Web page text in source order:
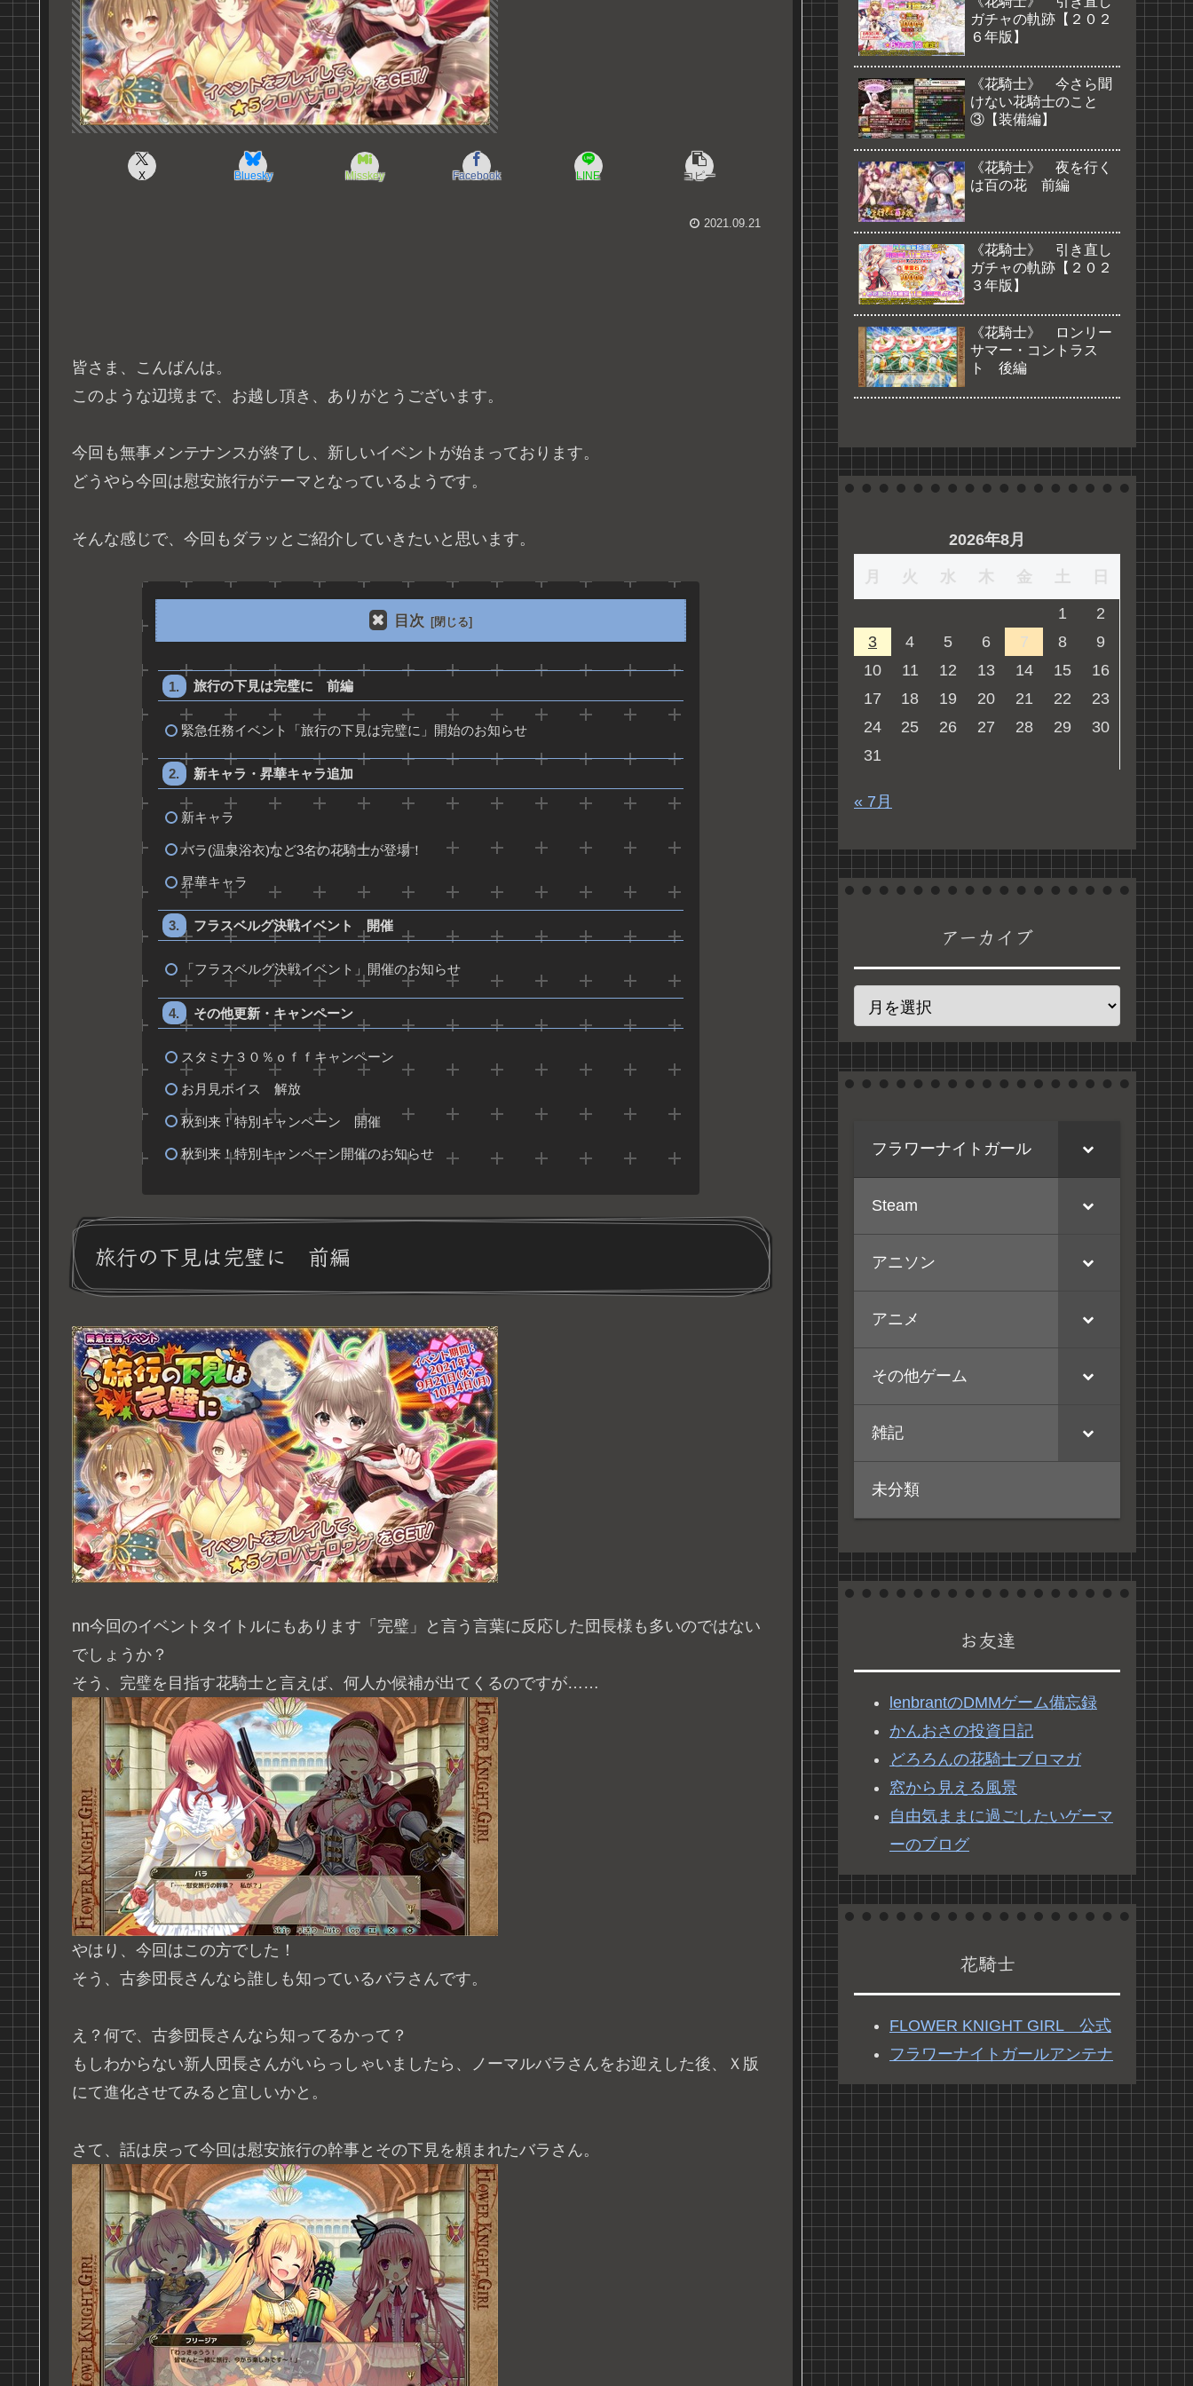
X Bluesky Misskey Facebook LINE コピー
2021.09.21
皆さま、こんばんは。
このような辺境まで、お越し頂き、ありがとうございます。
今回も無事メンテナンスが終了し、新しいイベントが始まっております。
どうやら今回は慰安旅行がテーマとなっているようです。
そんな感じで、今回もダラッとご紹介していきたいと思います。
目次
旅行の下見は完璧に 前編
緊急任務イベント「旅行の下見は完璧に」開始のお知らせ
新キャラ・昇華キャラ追加
新キャラ
バラ(温泉浴衣)など3名の花騎士が登場！
昇華キャラ
フラスベルグ決戦イベント 開催
「フラスベルグ決戦イベント」開催のお知らせ
その他更新・キャンペーン
スタミナ３０％ｏｆｆキャンペーン
お月見ボイス 解放
秋到来！特別キャンペーン 開催
秋到来！特別キャンペーン開催のお知らせ
旅行の下見は完璧に 前編
nn今回のイベントタイトルにもあります「完璧」と言う言葉に反応した団長様も多いのではない
でしょうか？
そう、完璧を目指す花騎士と言えば、何人か候補が出てくるのですが……
やはり、今回はこの方でした！
そう、古参団長さんなら誰しも知っているバラさんです。
え？何で、古参団長さんなら知ってるかって？
もしわからない新人団長さんがいらっしゃいましたら、ノーマルバラさんをお迎えした後、Ｘ版
にて進化させてみると宜しいかと。
さて、話は戻って今回は慰安旅行の幹事とその下見を頼まれたバラさん。
ガチャの軌跡【２０２
６年版】
《花騎士》 今さら聞
けない花騎士のこと
③【装備編】
《花騎士》 夜を行く
は百の花 前編
《花騎士》 引き直し
ガチャの軌跡【２０２
３年版】
《花騎士》 ロンリー
サマー・コントラス
ト 後編
2026年8月
月 火 水 木 金 土 日
1
2
3
4 5 6 7 8
9
10
11 12 13 14 15
16
17
18 19 20 21 22
23
24
25 26 27 28 29
30
31
« 7月
アーカイブ
フラワーナイトガール
Steam
アニソン
アニメ
その他ゲーム
雑記
未分類
お友達
lenbrantのDMMゲーム備忘録
かんおさの投資日記
どろろんの花騎士ブロマガ
窓から見える風景
自由気ままに過ごしたいゲーマ
ーのブログ
花騎士
FLOWER KNIGHT GIRL 公式
フラワーナイトガールアンテナ